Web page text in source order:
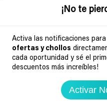
¡No te
Activa las notificaciones
ofertas y chollos
cada oportunidad y sé el
descuentos más increíbles!
Activar
Soydechollos 2026 -